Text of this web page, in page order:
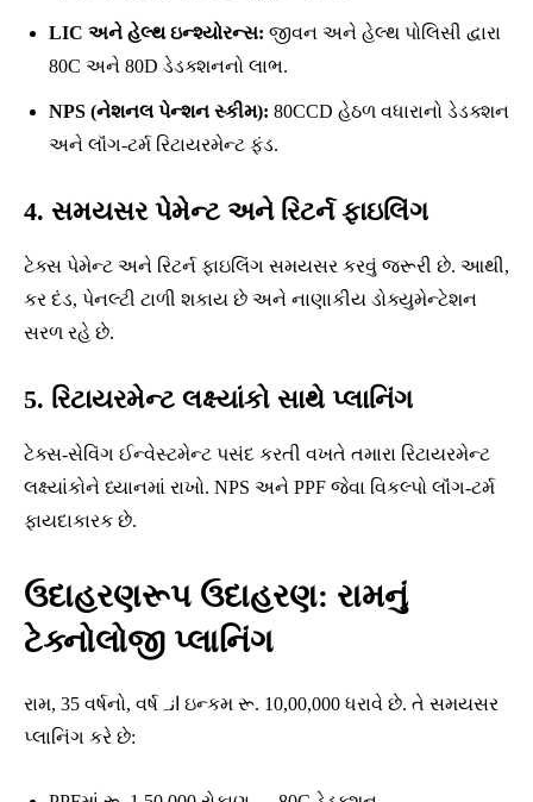
LIC અને હેલ્થ ઇન્શ્યોરન્સ: જીવન અને હેલ્થ પોલિસી દ્વારા
80C અને 80D ડેડક્શનનો લાભ.
NPS (નેશનલ પેન્શન સ્કીમ): 80CCD હેઠળ વધારાનો ડેડક્શન
અને લૉંગ-ટર્મ રિટાયરમેન્ટ ફંડ.
4. સમયસર પેમેન્ટ અને રિટર્ન ફાઇલિંગ
ટેક્સ પેમેન્ટ અને રિટર્ન ફાઇલિંગ સમયસર કરવું જરૂરી છે. આથી,
કર દંડ, પેનલ્ટી ટાળી શકાય છે અને નાણાકીય ડોક્યુમેન્ટેશન
સરળ રહે છે.
5. રિટાયરમેન્ટ લક્ષ્યાંકો સાથે પ્લાનિંગ
ટેક્સ-સેવિંગ ઈન્વેસ્ટમેન્ટ પસંદ કરતી વખતે તમારા રિટાયરમેન્ટ
લક્ષ્યાંકોને ધ્યાનમાં રાખો. NPS અને PPF જેવા વિકલ્પો લૉંગ-ટર્મ
ફાયદાકારક છે.
ઉદાહરણરૂપ ઉદાહરણ: રામનું
ટેક્નોલોજી પ્લાનિંગ
રામ, 35 વર્ષનો, વર્ષانہ ઇન્કમ રૂ. 10,00,000 ધરાવે છે. તે સમયસર
પ્લાનિંગ કરે છે: